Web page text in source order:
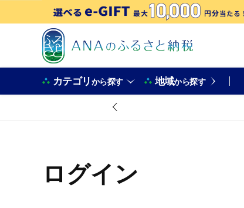
カテゴリから探す 地域から探す
ログイン